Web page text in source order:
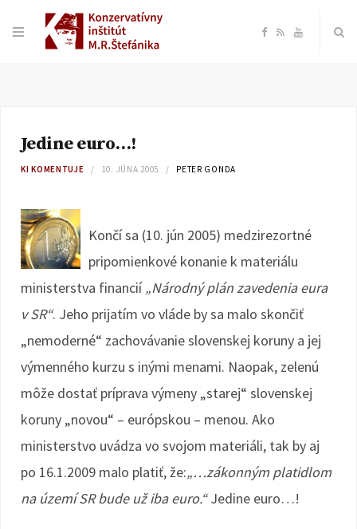
F
o
o
k
R Y
b
Jedine euro…!
KI KOMENTUJE 10. JÚNA 2005 PETER GONDA
Končí sa (10. jún 2005) medzirezortné
pripomienkové konanie k materiálu
ministerstva financií„Národný plán zavedenia eura
v SR“. Jeho prijatím vo vláde by sa malo skončiť
„nemoderné“ zachovávanie slovenskej koruny a jej
výmenného kurzu s inými menami. Naopak, zelenú
môže dostať príprava výmeny „starej“ slovenskej
koruny „novou“ – európskou – menou. Ako
ministerstvo uvádza vo svojom materiáli, tak by aj
po 16.1.2009 malo platiť, že:„…zákonným platidlom
na území SR bude už iba euro.“Jedine euro…!